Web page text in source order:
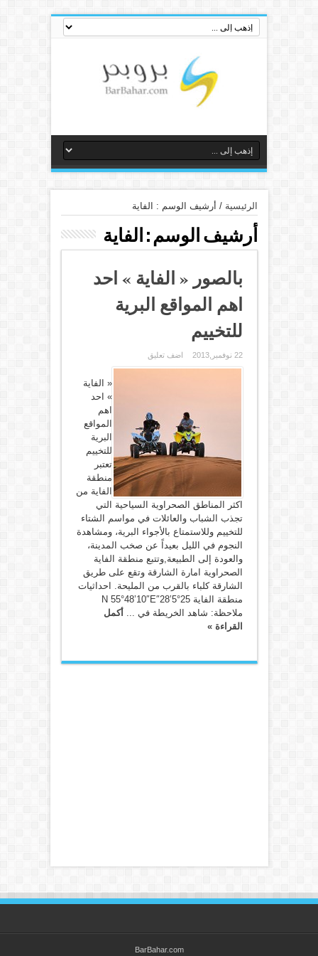
الرئيسية / أرشيف الوسم : الفاية
أرشيف الوسم :الفاية
بالصور « الفاية » احد
اهم المواقع البرية
للتخييم
22 نوفمبر,2013 اضف تعليق
« الفاية
» احد
اهم
المواقع
البرية
للتخييم
تعتبر
منطقة
الفاية من
اكثر المناطق الصحراوية السياحية التي
تجذب الشباب والعائلات في مواسم الشتاء
للتخييم وللاستمتاع بالأجواء البرية، ومشاهدة
النجوم في الليل بعيداً عن صخب المدينة،
والعودة إلى الطبيعة,وتتبع منطقة الفاية
الصحراوية امارة الشارقة وتقع على طريق
الشارقة كلباء بالقرب من المليحة. احداثيات
منطقة الفاية 25°5’28″N 55°48’10″E
ملاحظة: شاهد الخريطة في ... أكمل
القراءة »
BarBahar.com